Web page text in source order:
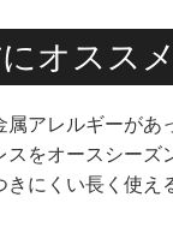
オスス
アレルギーがあ
をオースシーズ
にくい長く使え